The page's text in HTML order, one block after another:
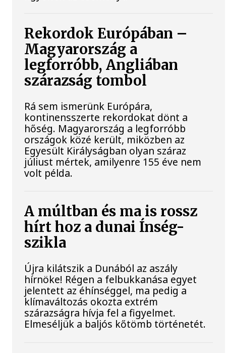
Rekordok Európában –
Magyarország a
legforróbb, Angliában
szárazság tombol
Rá sem ismerünk Európára,
kontinensszerte rekordokat dönt a
hőség. Magyarország a legforróbb
országok közé került, miközben az
Egyesült Királyságban olyan száraz
júliust mértek, amilyenre 155 éve nem
volt példa.
A múltban és ma is rossz
hírt hoz a dunai Ínség-
szikla
Újra kilátszik a Dunából az aszály
hírnöke! Régen a felbukkanása egyet
jelentett az éhínséggel, ma pedig a
klímaváltozás okozta extrém
szárazságra hívja fel a figyelmet.
Elmeséljük a baljós kőtömb történetét.